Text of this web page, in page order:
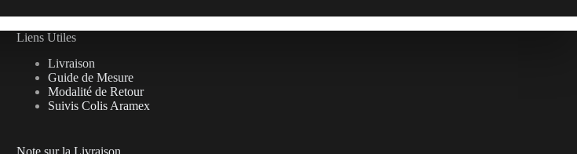
Liens Utiles
Livraison
Guide de Mesure
Modalité de Retour
Suivis Colis Aramex
Note sur la Livraison